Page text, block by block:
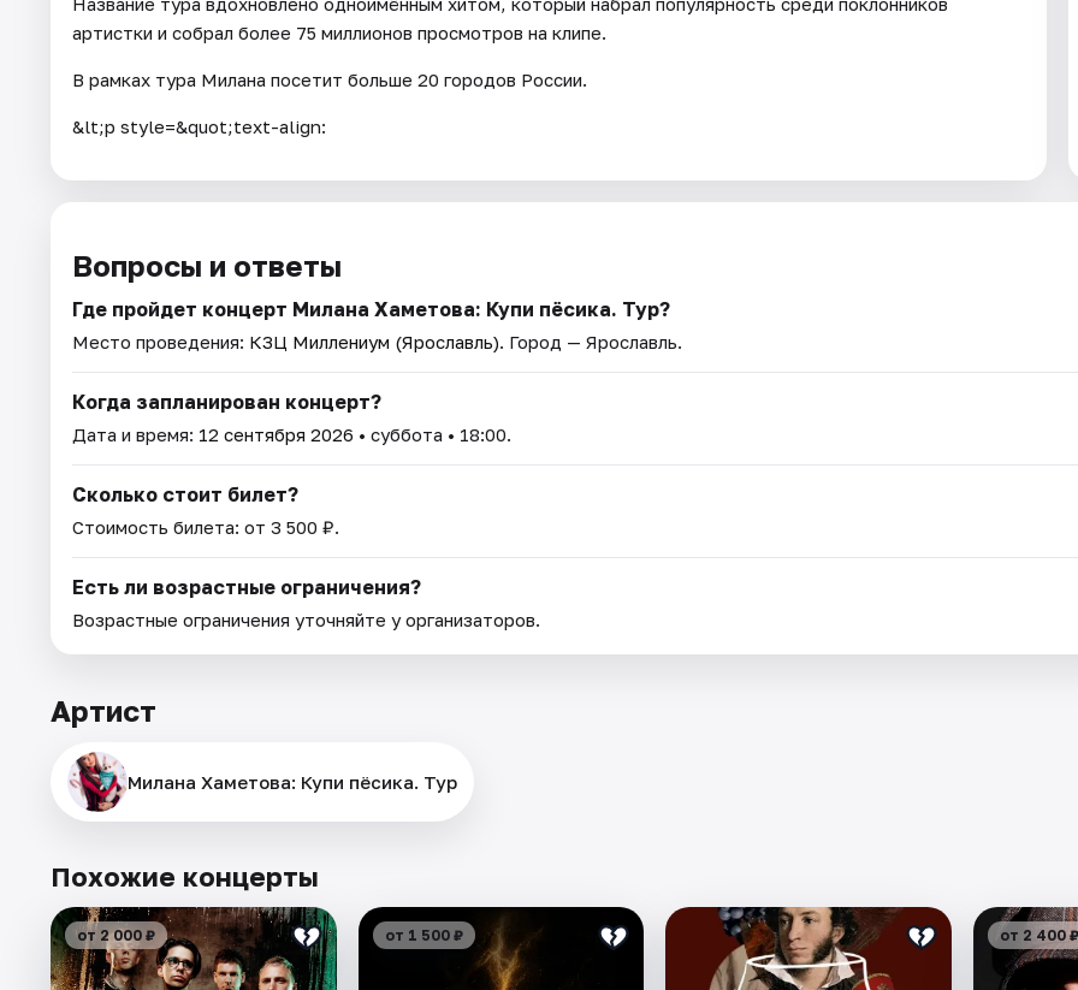
артистки и собрал более 75 миллионов просмотров на клипе.
В рамках тура Милана посетит больше 20 городов России.
&lt;p style=&quot;text-align:
Вопросы и ответы
Где пройдет концерт Милана Хаметова: Купи пёсика. Тур?
Место проведения: КЗЦ Миллениум (Ярославль). Город — Ярославль.
Когда запланирован концерт?
Дата и время: 12 сентября 2026 • суббота • 18:00.
Сколько стоит билет?
Стоимость билета: от 3 500 ₽.
Есть ли возрастные ограничения?
Возрастные ограничения уточняйте у организаторов.
Артист
Милана Хаметова: Купи пёсика. Тур
Похожие концерты
от 2 000 ₽ от 1 500 ₽ от 2 400 ₽